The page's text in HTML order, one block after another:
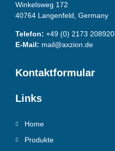
Winkelsweg 172
40764 Langenfeld, Germany
Telefon: +49 (0) 2173 208920
E-Mail: mail@axzion.de
Kontaktformular
Links
Home
Produkte